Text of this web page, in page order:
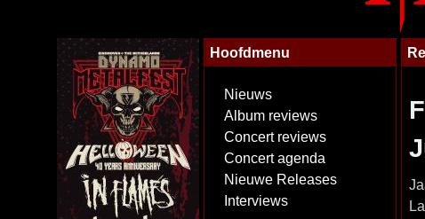
Hoofdmenu
Nieuws
Album reviews
Concert reviews
Concert agenda
Nieuwe Releases
Interviews